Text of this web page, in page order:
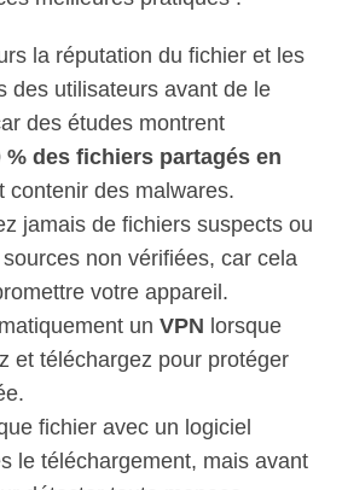
la réputation du fichier et les
des utilisateurs avant de le
des études montrent
% des fichiers partagés en
contenir des malwares.
jamais de fichiers suspects ou
non vérifiées, car cela
votre appareil.
un VPN lorsque
et téléchargez pour protéger
fichier avec un logiciel
le téléchargement, mais avant